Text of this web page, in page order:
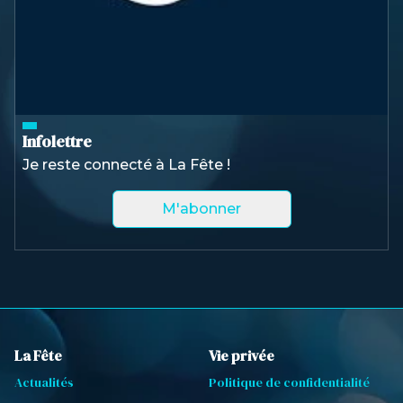
Infolettre
Je reste connecté à La Fête !
M'abonner
La Fête
Actualités
Vie privée
Politique de confidentialité